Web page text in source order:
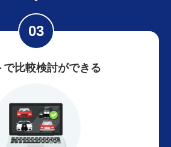
で比較検討ができる